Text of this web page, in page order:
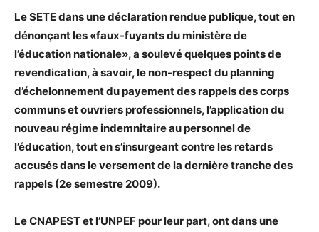
Le SETE dans une déclaration rendue publique, tout en
dénonçant les «faux-fuyants du ministère de
l’éducation nationale», a soulevé quelques points de
revendication, à savoir, le non-respect du planning
d’échelonnement du payement des rappels des corps
communs et ouvriers professionnels, l’application du
nouveau régime indemnitaire au personnel de
l’éducation, tout en s’insurgeant contre les retards
accusés dans le versement de la dernière tranche des
rappels (2e semestre 2009).
Le CNAPEST et l’UNPEF pour leur part, ont dans une